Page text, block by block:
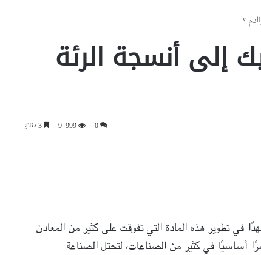
؟
إلى أنسجة الرئة
0 9٬999
م، لم يألُ العلماء جهدًا في تطوير هذه المادة التي تفوقت على كثير من المعادن
أساسيًا في كثير من الصناعات، لتحتل الصناعة